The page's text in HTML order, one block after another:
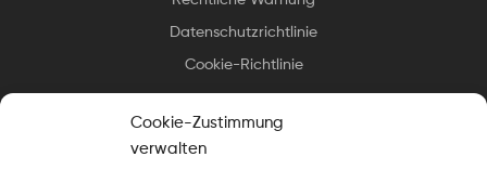
Cookie-Zustimmung
verwalten
Datenschutzrichtlinie
Cookie-Richtlinie